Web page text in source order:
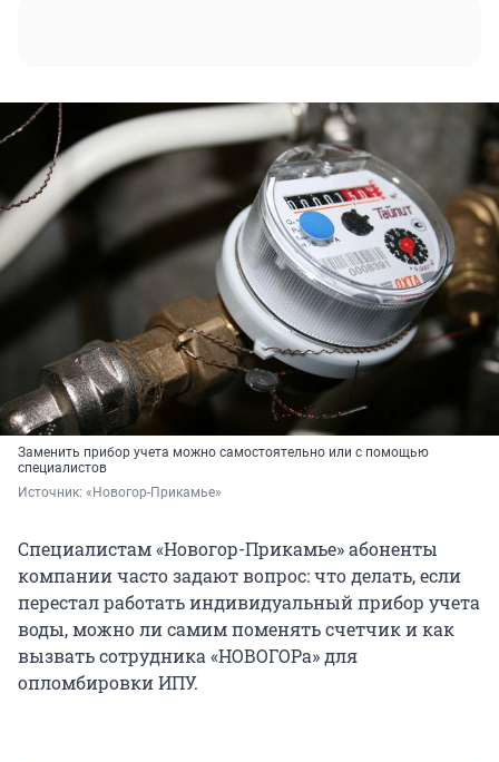
Заменить прибор учета можно самостоятельно или с помощью
специалистов
Источник: «Новогор-Прикамье»
Специалистам «Новогор-Прикамье» абоненты
компании часто задают вопрос: что делать, если
перестал работать индивидуальный прибор учета
воды, можно ли самим поменять счетчик и как
вызвать сотрудника «НОВОГОРа» для
опломбировки ИПУ.